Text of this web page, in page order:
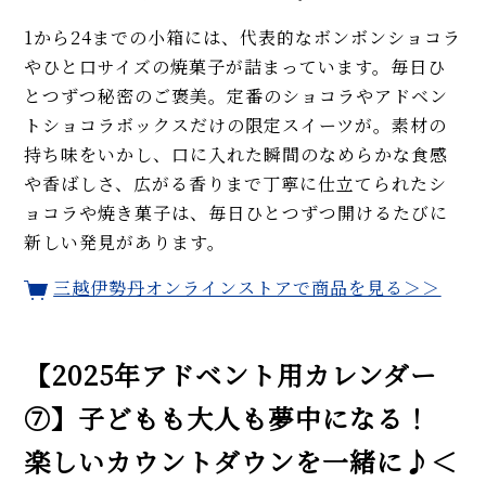
1から24までの小箱には、代表的なボンボンショコラ
やひと口サイズの焼菓子が詰まっています。毎日ひ
とつずつ秘密のご褒美。定番のショコラやアドベン
トショコラボックスだけの限定スイーツが。素材の
持ち味をいかし、口に入れた瞬間のなめらかな食感
や香ばしさ、広がる香りまで丁寧に仕立てられたシ
ョコラや焼き菓子は、毎日ひとつずつ開けるたびに
新しい発見があります。
三越伊勢丹オンラインストアで商品を見る＞＞
【2025年アドベント用カレンダー
⑦】子どもも大人も夢中になる！
楽しいカウントダウンを一緒に♪＜